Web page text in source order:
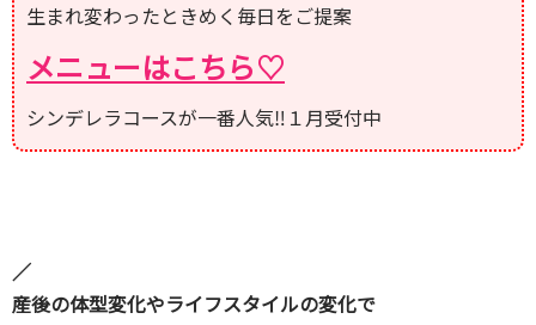
生まれ変わったときめく毎日をご提案
メニューはこちら♡
シンデレラコースが一番人気‼１月受付中
／
産後の体型変化やライフスタイルの変化で